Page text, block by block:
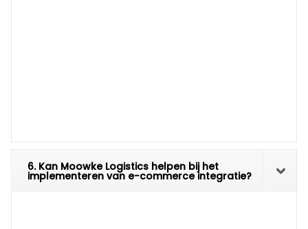
6. Kan Moowke Logistics helpen bij het
implementeren van e-commerce integratie?